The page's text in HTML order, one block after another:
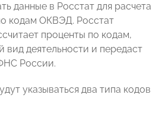
данные в Росстат для расчета
кодам ОКВЭД. Росстат
проценты по кодам,
вид деятельности и передаст
России.
указываться два типа кодов